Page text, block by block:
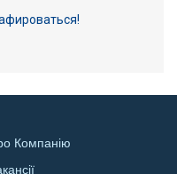
Компанію